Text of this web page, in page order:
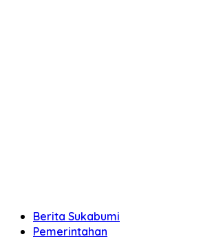
Berita Sukabumi
Pemerintahan